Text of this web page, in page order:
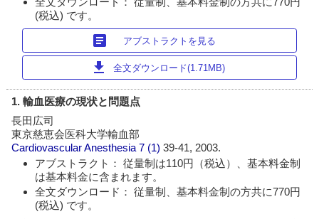
(税込) です。
article アブストラクトを見る
download 全文ダウンロード(1.71MB)
1. 輸血医療の現状と問題点
長田広司
東京慈恵会医科大学輸血部
Cardiovascular Anesthesia 7 (1)39-41, 2003.
アブストラクト： 従量制は110円（税込）、基本料金制
は基本料金に含まれます。
全文ダウンロード： 従量制、基本料金制の方共に770円
(税込) です。